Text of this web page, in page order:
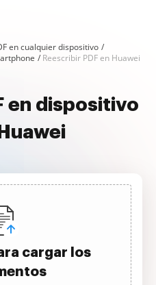
en cualquier dispositivo
Reescribir PDF en Huawei
en dispositivo
cargar los